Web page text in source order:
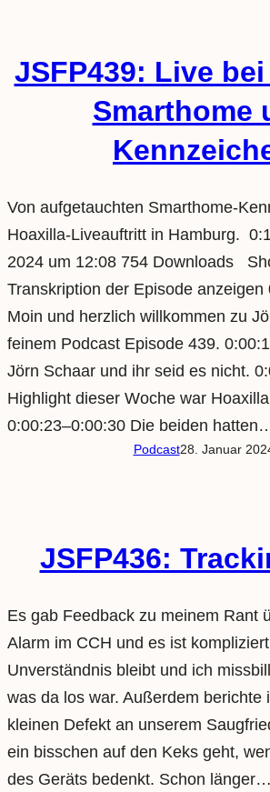
JSFP439: Live
Smarthome
Von aufgetauchten Smarthome-
Hoaxilla-Liveauftritt in Hamburg.
2024 um 12:08 754 Downloads
Transkription der Episode anzeigen
Moin und herzlich willkommen zu
feinem Podcast Episode 439.
Jörn Schaar und ihr seid es nicht.
Highlight dieser Woche war
0:00:23–0:00:30 Die beiden
Podcast28. Januar
JSFP436:
Es gab Feedback zu meinem Rant
Alarm im CCH und es ist
Unverständnis bleibt und ich
was da los war. Außerdem berichte
kleinen Defekt an unserem
ein bisschen auf den Keks geht,
des Geräts bedenkt. Schon länger…